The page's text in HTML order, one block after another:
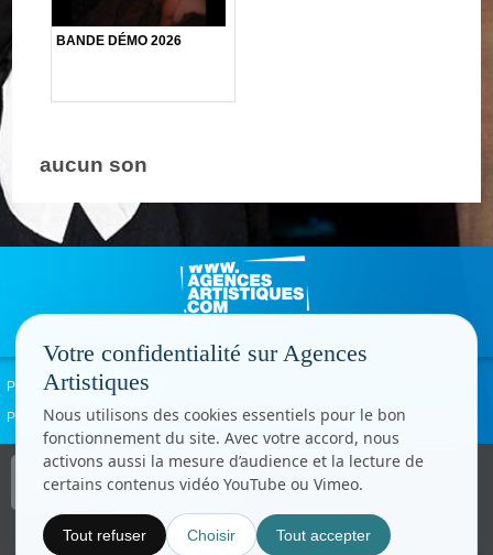
BANDE DÉMO 2026
aucun son
Politique de confidentialité
Paramètres cookies
Copyright © CC.Comunication
Tous droits réservés
Votre confidentialité sur Agences
Artistiques
Nous utilisons des cookies essentiels pour le bon
fonctionnement du site. Avec votre accord, nous
activons aussi la mesure d’audience et la lecture de
certains contenus vidéo YouTube ou Vimeo.
Tout refuser Choisir Tout accepter